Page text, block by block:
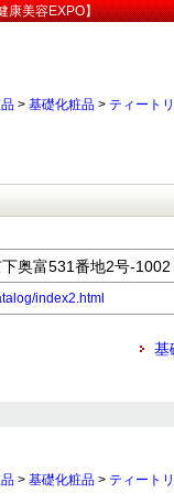
康美容EXPO】
> 基礎化粧品 > ティート
奥富531番地2号-1002
index2.html
基
> 基礎化粧品 > ティート